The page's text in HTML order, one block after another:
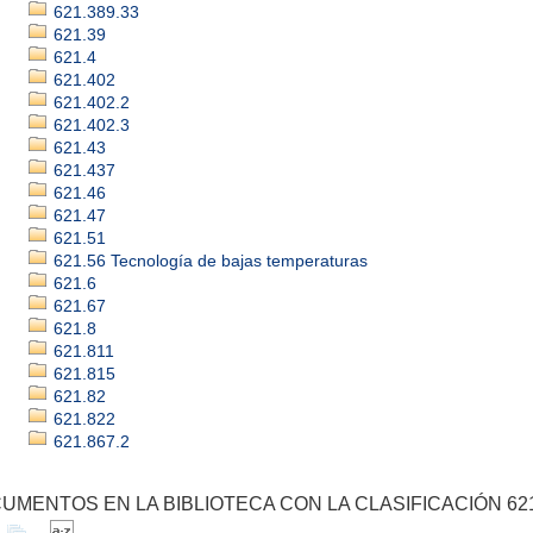
621.389.33
621.39
621.4
621.402
621.402.2
621.402.3
621.43
621.437
621.46
621.47
621.51
621.56 Tecnología de bajas temperaturas
621.6
621.67
621.8
621.811
621.815
621.82
621.822
621.867.2
EN LA BIBLIOTECA CON LA CLASIFICACIÓN